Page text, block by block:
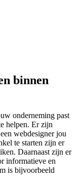
binnen
onderneming past
helpen. Er zijn
webdesigner jou
te starten zijn er
Daarnaast zijn er
informatieve en
is bijvoorbeeld